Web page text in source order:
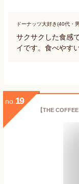
ドーナッツ大好き(40代・
サクサクした食感
イです。食べやす
no. 19